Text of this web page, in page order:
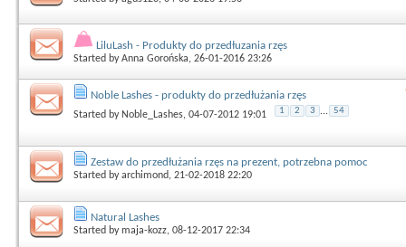
LiluLash - Produkty do przedłuzania rzęs
Started byAnna Gorońska, 26-01-2016 23:26
Noble Lashes - produkty do przedłużania rzęs
Started by Noble_Lashes, 04-07-2012 19:01 1 2 3 ... 54
Zestaw do przedłużania rzęs na prezent, potrzebna pomoc
Started byarchimond, 21-02-2018 22:20
Natural Lashes
Started bymaja-kozz, 08-12-2017 22:34